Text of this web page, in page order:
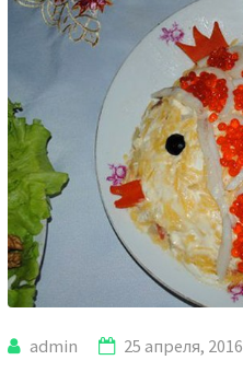
admin 25 апреля, 2016